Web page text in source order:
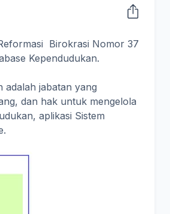
Birokrasi Nomor 37
Kependudukan.
adalah jabatan yang
dan hak untuk mengelola
aplikasi Sistem